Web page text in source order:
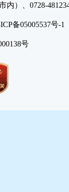
内）、0728-
备05005537号
号